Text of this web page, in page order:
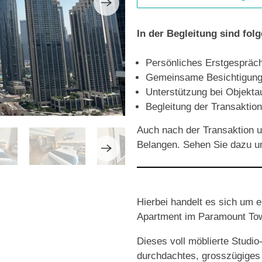
In der Begleitung sind
Persönliches
Gemeinsame
Unterstützung bei
Begleitung der
Auch nach der Transaktion
Belangen. Sehen Sie dazu
Hierbei handelt es sich um
Apartment im Paramount
Dieses voll möblierte
durchdachtes,